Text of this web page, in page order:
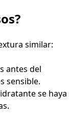
similar:
antes del
sensible.
se haya